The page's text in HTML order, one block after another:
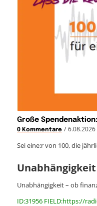
Große Spendenaktion:
0 Kommentare / 6.08.2026
Sei eine:r von 100, die
Unabhängigkeit – ob
ID:31956 FIELD:https://